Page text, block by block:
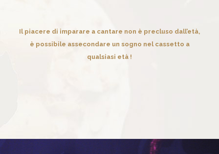
Il piacere di imparare a cantare non è precluso dall’età,
è possibile assecondare un sogno nel cassetto a
qualsiasi età !